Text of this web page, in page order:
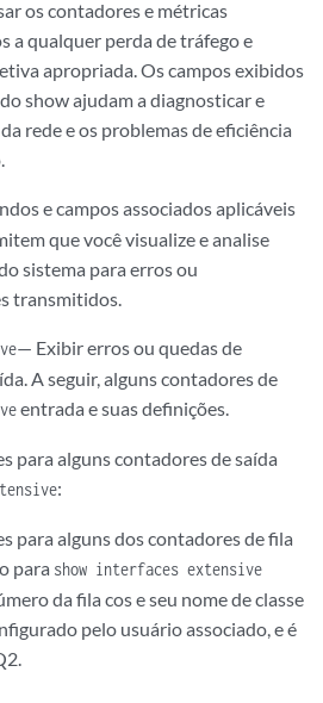
os contadores e métricas
a qualquer perda de tráfego e
apropriada. Os campos exibidos
show ajudam a diagnosticar e
rede e os problemas de eficiência
e campos associados aplicáveis
que você visualize e analise
sistema para erros ou
transmitidos.
— Exibir erros ou quedas de
A seguir, alguns contadores de
entrada e suas definições.
para alguns contadores de saída
:
para alguns dos contadores de fila
para show interfaces extensive
da fila cos e seu nome de classe
pelo usuário associado, e é